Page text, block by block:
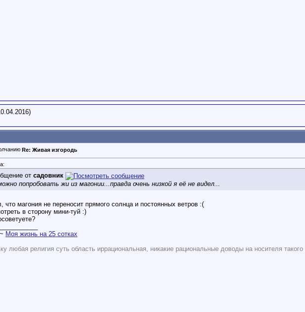
Re: Живая изгородь
от садовник
попробовать жи из магонии...правда очень низкой я её не видел...
что магония не переносит прямого солнца и постоянных ветров :(
в сторону мини-туй :)
Моя жизнь на 25 сотках
любая религия суть область иррациональная, никакие рациональные доводы на носителя